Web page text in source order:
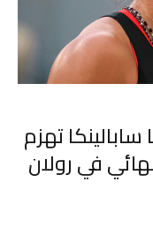
تهزم
في رولان